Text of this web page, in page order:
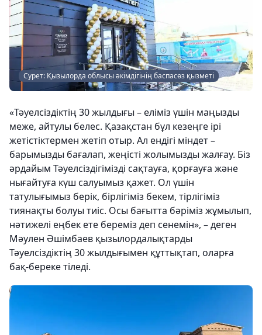
Сурет: Қызылорда облысы әкімдігінің баспасөз қызметі
«Тәуелсіздіктің 30 жылдығы – еліміз үшін маңызды
меже, айтулы белес. Қазақстан бұл кезеңге ірі
жетістіктермен жетіп отыр. Ал ендігі міндет –
барымызды бағалап, жеңісті жолымызды жалғау. Біз
әрдайым Тәуелсіздігімізді сақтауға, қорғауға және
нығайтуға күш салуымыз қажет. Ол үшін
татулығымыз берік, бірлігіміз бекем, тірлігіміз
тиянақты болуы тиіс. Осы бағытта бәріміз жұмылып,
нәтижелі еңбек ете береміз деп сенемін», – деген
Мәулен Әшімбаев қызылордалықтарды
Тәуелсіздіктің 30 жылдығымен құттықтап, оларға
бақ-береке тіледі.